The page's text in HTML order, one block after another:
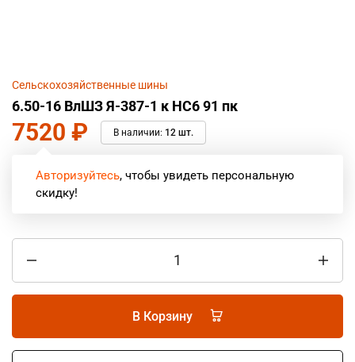
Сельскохозяйственные шины
6.50-16 ВлШЗ Я-387-1 к НС6 91 пк
7520 ₽ В наличии: 12 шт.
Авторизуйтесь, чтобы увидеть персональную
скидку!
В Корзину